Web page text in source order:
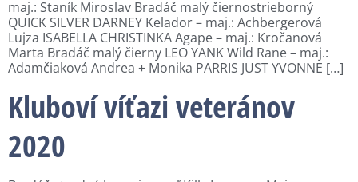
maj.: Staník Miroslav Bradáč malý čiernostrieborný
QUICK SILVER DARNEY Kelador – maj.: Achbergerová
Lujza ISABELLA CHRISTINKA Agape – maj.: Kročanová
Marta Bradáč malý čierny LEO YANK Wild Rane – maj.:
Adamčiaková Andrea + Monika PARRIS JUST YVONNE […]
Kluboví víťazi veteránov
2020